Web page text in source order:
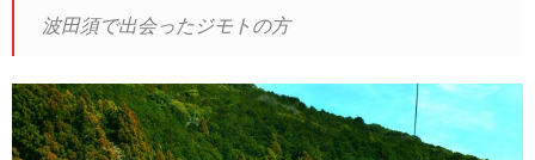
波田須で出会ったジモトの方